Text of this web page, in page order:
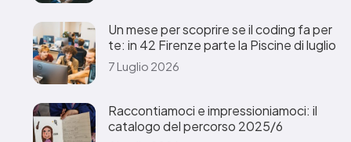
Un mese per scoprire se il coding fa per
te: in 42 Firenze parte la Piscine di luglio
7 Luglio 2026
Raccontiamoci e impressioniamoci: il
catalogo del percorso 2025/6